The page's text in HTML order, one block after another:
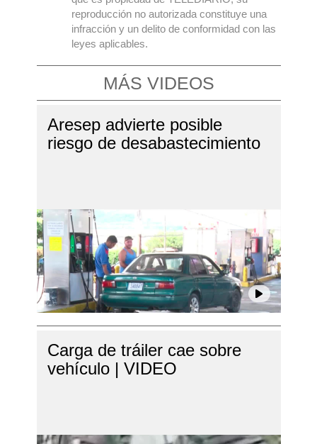
reproducción no autorizada constituye una
infracción y un delito de conformidad con las
leyes aplicables.
MÁS VIDEOS
Aresep advierte posible
riesgo de desabastecimiento
Carga de tráiler cae sobre
vehículo | VIDEO